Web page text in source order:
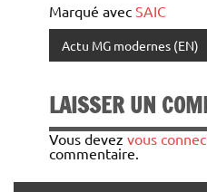
Marqué avec SAIC
Actu MG modernes (EN)
LAISSER UN
Vous devez vous
commentaire.